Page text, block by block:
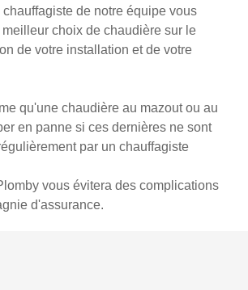
de notre équipe vous
choix de chaudière sur le
de votre installation et de votre
qu'une chaudière au mazout ou au
en panne si ces dernières ne sont
par un chauffagiste
vous évitera des complications
d'assurance.